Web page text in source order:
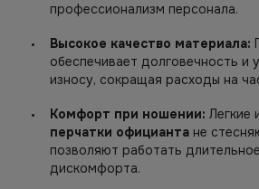
профессионализм персонала.
Высокое качество материала:
обеспечивает долговечность и
износу, сокращая расходы на
Комфорт при ношении: Легкие
перчатки официанта не
позволяют работать
дискомфорта.